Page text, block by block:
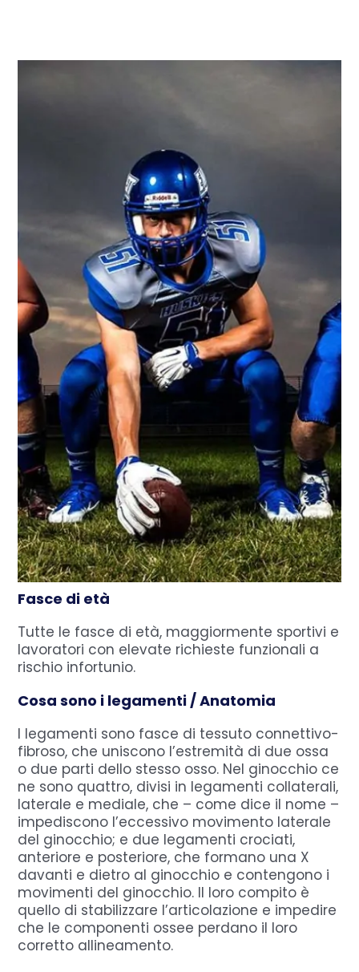
Fasce di età
Tutte le fasce di età, maggiormente sportivi e
lavoratori con elevate richieste funzionali a
rischio infortunio.
Cosa sono i legamenti / Anatomia
I legamenti sono fasce di tessuto connettivo-
fibroso, che uniscono l’estremità di due ossa
o due parti dello stesso osso. Nel ginocchio ce
ne sono quattro, divisi in legamenti collaterali,
laterale e mediale, che – come dice il nome –
impediscono l’eccessivo movimento laterale
del ginocchio; e due legamenti crociati,
anteriore e posteriore, che formano una X
davanti e dietro al ginocchio e contengono i
movimenti del ginocchio. Il loro compito è
quello di stabilizzare l’articolazione e impedire
che le componenti ossee perdano il loro
corretto allineamento.